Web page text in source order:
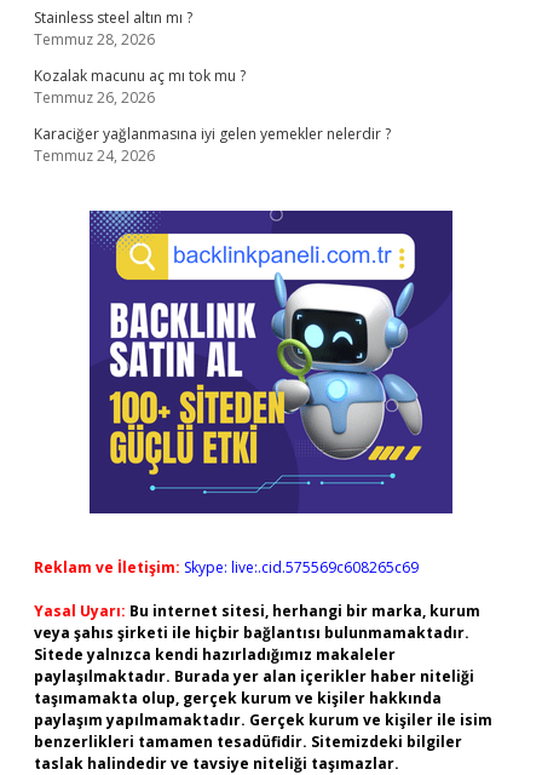
Stainless steel altın mı ?
Temmuz 28, 2026
Kozalak macunu aç mı tok mu ?
Temmuz 26, 2026
Karaciğer yağlanmasına iyi gelen yemekler nelerdir ?
Temmuz 24, 2026
Reklam ve İletişim: Skype: live:.cid.575569c608265c69
Yasal Uyarı: Bu internet sitesi, herhangi bir marka, kurum
veya şahıs şirketi ile hiçbir bağlantısı bulunmamaktadır.
Sitede yalnızca kendi hazırladığımız makaleler
paylaşılmaktadır. Burada yer alan içerikler haber niteliği
taşımamakta olup, gerçek kurum ve kişiler hakkında
paylaşım yapılmamaktadır. Gerçek kurum ve kişiler ile isim
benzerlikleri tamamen tesadüfidir. Sitemizdeki bilgiler
taslak halindedir ve tavsiye niteliği taşımazlar.